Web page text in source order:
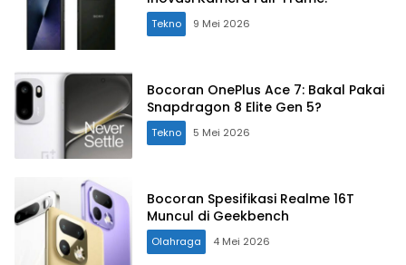
Tekno 9 Mei 2026
Bocoran OnePlus Ace 7: Bakal Pakai
Snapdragon 8 Elite Gen 5?
Tekno 5 Mei 2026
Bocoran Spesifikasi Realme 16T
Muncul di Geekbench
Olahraga 4 Mei 2026